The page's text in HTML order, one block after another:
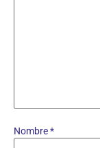
Nombre*